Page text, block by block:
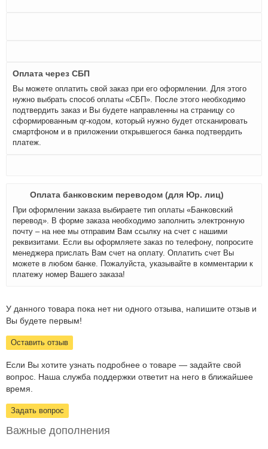
Оплата через СБП
Вы можете оплатить свой заказ при его оформлении. Для этого
нужно выбрать способ оплаты «СБП». После этого необходимо
подтвердить заказ и Вы будете направленны на страницу со
сформированным qr-кодом, который нужно будет отсканировать
смартфоном и в приложении открывшегося банка подтвердить
платеж.
Оплата банковским переводом (для Юр. лиц)
При оформлении заказа выбираете тип оплаты «Банковский
перевод». В форме заказа необходимо заполнить электронную
почту – на нее мы отправим Вам ссылку на счет с нашими
реквизитами. Если вы оформляете заказ по телефону, попросите
менеджера прислать Вам счет на оплату. Оплатить счет Вы
можете в любом банке. Пожалуйста, указывайте в комментарии к
платежу номер Вашего заказа!
У данного товара пока нет ни одного отзыва, напишите отзыв и
Вы будете первым!
Оставить отзыв
Если Вы хотите узнать подробнее о товаре — задайте свой
вопрос. Наша служба поддержки ответит на него в ближайшее
время.
Задать вопрос
Важные дополнения